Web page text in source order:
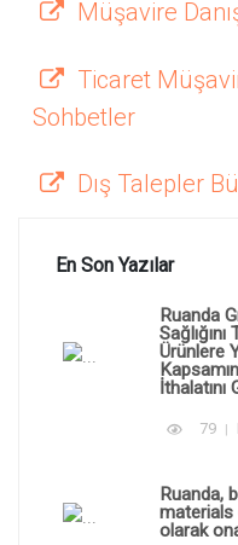
Müşavire
Ticaret
Sohbetler
Dış Talepler
En Son Yazılar
Ruanda
Ürünlere
79
Ruanda,
materials
olarak